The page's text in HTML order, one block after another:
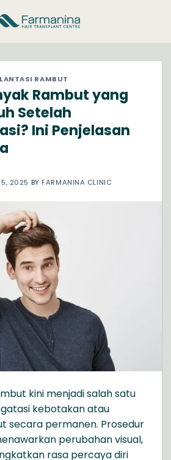
RAMBUT
Rambut yang
Setelah
Ini Penjelasan
5, 2025 BY FARMANINA CLINIC
kini menjadi salah satu
kebotakan atau
secara permanen. Prosedur
perubahan visual,
rasa percaya diri